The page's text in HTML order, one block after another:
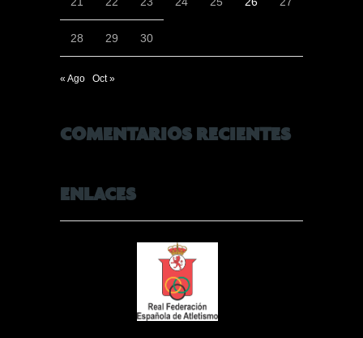
28 29 30
« Ago Oct »
COMENTARIOS RECIENTES
ENLACES